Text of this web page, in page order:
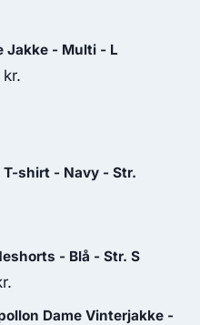
Jakke - Multi - L
kr.
shirt - Navy - Str.
- Blå - Str. S
priceDame Vinterjakke -